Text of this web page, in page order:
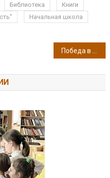
Библиотека
Книги
Начальная школа